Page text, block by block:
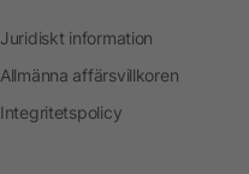
Juridiskt information
Allmänna affärsvillkoren
Integritetspolicy